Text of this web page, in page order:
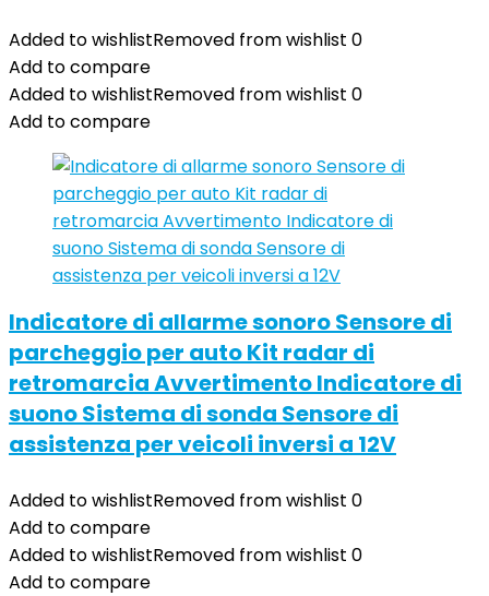
Added to wishlistRemoved from wishlist 0
Add to compare
Added to wishlistRemoved from wishlist 0
Add to compare
Indicatore di allarme sonoro Sensore di
parcheggio per auto Kit radar di
retromarcia Avvertimento Indicatore di
suono Sistema di sonda Sensore di
assistenza per veicoli inversi a 12V
Added to wishlistRemoved from wishlist 0
Add to compare
Added to wishlistRemoved from wishlist 0
Add to compare